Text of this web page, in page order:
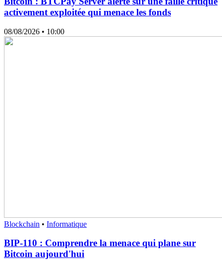
activement exploitée qui menace les fonds
08/08/2026 • 10:00
Blockchain • Informatique
BIP-110 : Comprendre la menace qui plane sur
Bitcoin aujourd'hui